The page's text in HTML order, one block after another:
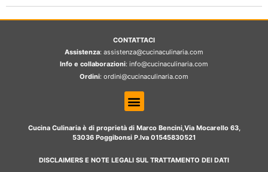
CONTATTACI
Assistenza: assistenza@cucinaculinaria.com
Info e collaborazioni: info@cucinaculinaria.com
Ordini: ordini@cucinaculinaria.com
Cucina Culinaria è di proprietà di Marco Bencini,Via Mocarello 63,
53036 Poggibonsi P.Iva 01545830521
DISCLAIMERS E NOTE LEGALI SUL TRATTAMENTO DEI DATI